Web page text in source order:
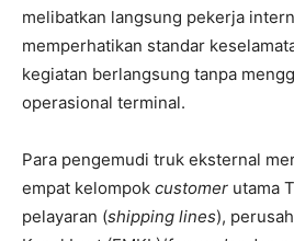
melibatkan langsung pekerja
memperhatikan standar
kegiatan berlangsung tanpa
operasional terminal.
Para pengemudi truk eksternal
empat kelompok customer utama
pelayaran (shipping lines),